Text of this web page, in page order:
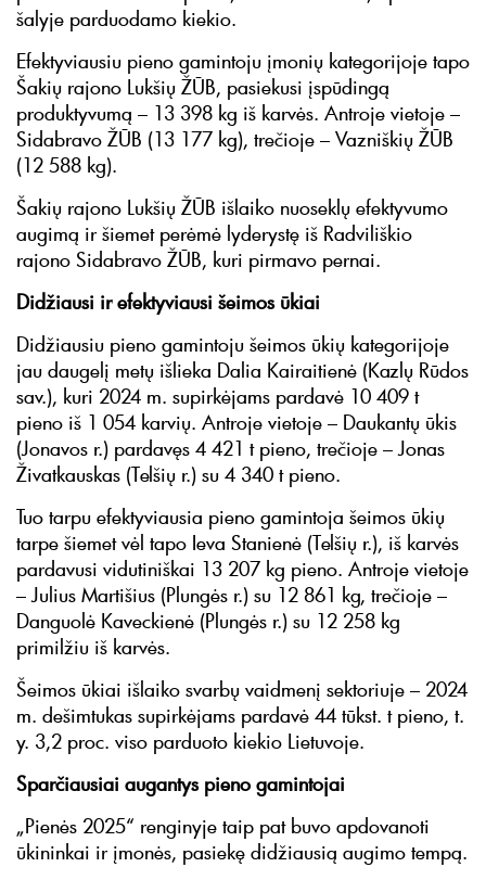
šalyje parduodamo kiekio.
Efektyviausiu pieno gamintoju įmonių kategorijoje tapo
Šakių rajono Lukšių ŽŪB, pasiekusi įspūdingą
produktyvumą – 13 398 kg iš karvės. Antroje vietoje –
Sidabravo ŽŪB (13 177 kg), trečioje – Vazniškių ŽŪB
(12 588 kg).
Šakių rajono Lukšių ŽŪB išlaiko nuoseklų efektyvumo
augimą ir šiemet perėmė lyderystę iš Radviliškio
rajono Sidabravo ŽŪB, kuri pirmavo pernai.
Didžiausi ir efektyviausi šeimos ūkiai
Didžiausiu pieno gamintoju šeimos ūkių kategorijoje
jau daugelį metų išlieka Dalia Kairaitienė (Kazlų Rūdos
sav.), kuri 2024 m. supirkėjams pardavė 10 409 t
pieno iš 1 054 karvių. Antroje vietoje – Daukantų ūkis
(Jonavos r.) pardavęs 4 421 t pieno, trečioje – Jonas
Živatkauskas (Telšių r.) su 4 340 t pieno.
Tuo tarpu efektyviausia pieno gamintoja šeimos ūkių
tarpe šiemet vėl tapo Ieva Stanienė (Telšių r.), iš karvės
pardavusi vidutiniškai 13 207 kg pieno. Antroje vietoje
– Julius Martišius (Plungės r.) su 12 861 kg, trečioje –
Danguolė Kaveckienė (Plungės r.) su 12 258 kg
primilžiu iš karvės.
Šeimos ūkiai išlaiko svarbų vaidmenį sektoriuje – 2024
m. dešimtukas supirkėjams pardavė 44 tūkst. t pieno, t.
y. 3,2 proc. viso parduoto kiekio Lietuvoje.
Sparčiausiai augantys pieno gamintojai
„Pienės 2025“ renginyje taip pat buvo apdovanoti
ūkininkai ir įmonės, pasiekę didžiausią augimo tempą.